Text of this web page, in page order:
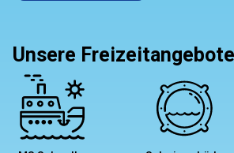
Unsere Freizeitangebote